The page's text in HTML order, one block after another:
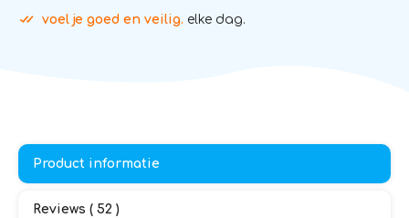
voel je goed en veilig. elke dag.
Product informatie
Reviews ( 52 )